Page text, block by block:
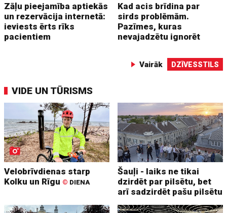
Zāļu pieejamība aptiekās
un rezervācija internetā:
ieviests ērts rīks
pacientiem
Kad acis brīdina par
sirds problēmām.
Pazīmes, kuras
nevajadzētu ignorēt
Vairāk DZĪVESSTILS
VIDE UN TŪRISMS
Velobrīvdienas starp
Kolku un Rīgu © DIENA
Šauļi - laiks ne tikai
dzirdēt par pilsētu, bet
arī sadzirdēt pašu pilsētu